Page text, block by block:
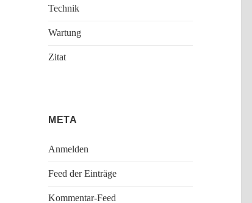
Technik
Wartung
Zitat
META
Anmelden
Feed der Einträge
Kommentar-Feed